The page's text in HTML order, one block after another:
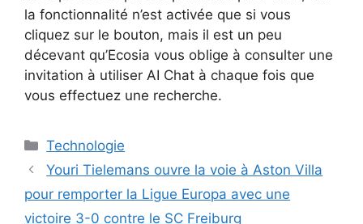
la fonctionnalité n’est activée que si vous
cliquez sur le bouton, mais il est un peu
décevant qu’Ecosia vous oblige à consulter une
invitation à utiliser AI Chat à chaque fois que
vous effectuez une recherche.
Catégories
Technologie
Youri Tielemans ouvre la voie à Aston Villa
pour remporter la Ligue Europa avec une
victoire 3-0 contre le SC Freiburg